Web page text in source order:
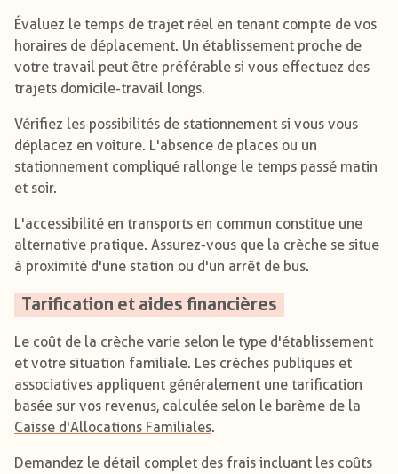
Évaluez le temps de trajet réel en tenant compte de vos
horaires de déplacement. Un établissement proche de
votre travail peut être préférable si vous effectuez des
trajets domicile-travail longs.
Vérifiez les possibilités de stationnement si vous vous
déplacez en voiture. L'absence de places ou un
stationnement compliqué rallonge le temps passé matin
et soir.
L'accessibilité en transports en commun constitue une
alternative pratique. Assurez-vous que la crèche se situe
à proximité d'une station ou d'un arrêt de bus.
Tarification et aides financières
Le coût de la crèche varie selon le type d'établissement
et votre situation familiale. Les crèches publiques et
associatives appliquent généralement une tarification
basée sur vos revenus, calculée selon le barème de la
Caisse d'Allocations Familiales.
Demandez le détail complet des frais incluant les coûts